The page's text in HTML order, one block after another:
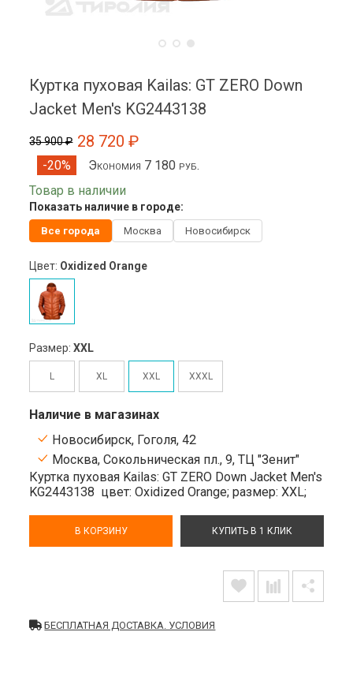
Куртка пуховая Kailas: GT ZERO Down
Jacket Men's KG2443138
35 900 ₽ 28 720 ₽
-20%
Экономия 7 180 руб.
Товар в наличии
Показать наличие в городе:
Все города Москва Новосибирск
Цвет: Oxidized Orange
Размер:XXL
L XL XXL XXXL
Наличие в магазинах
Новосибирск, Гоголя, 42
Москва, Сокольническая пл., 9, ТЦ "Зенит"
Куртка пуховая Kailas: GT ZERO Down Jacket Men's
KG2443138 цвет: Oxidized Orange;размер: XXL;
В КОРЗИНУ КУПИТЬ В 1 КЛИК
БЕСПЛАТНАЯ ДОСТАВКА. УСЛОВИЯ